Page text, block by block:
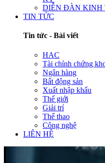
DIỄN ĐÀN KINH
TIN TỨC
Tin tức - Bài viết
HAC
Tài chính chứng
Ngân hàng
Bất động sản
Xuất nhập khẩu
Thế giới
Giải trí
Thể thao
Công nghệ
LIÊN HỆ